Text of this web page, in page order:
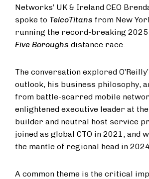
Networks’ UK & Ireland CEO
spoke to TelcoTitans from New
running the record-breaking 2025
Five Boroughs distance race.
The conversation explored
outlook, his business philosophy,
from battle-scarred mobile
enlightened executive leader at
builder and neutral host service
joined as global CTO in 2021, and
the mantle of regional head in
A common theme is the critical